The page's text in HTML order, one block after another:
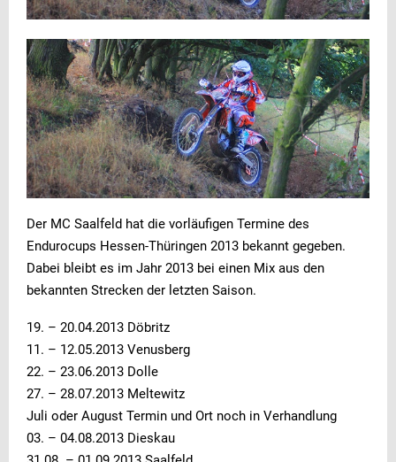
Der MC Saalfeld hat die vorläufigen Termine des
Endurocups Hessen-Thüringen 2013 bekannt gegeben.
Dabei bleibt es im Jahr 2013 bei einen Mix aus den
bekannten Strecken der letzten Saison.
19. – 20.04.2013 Döbritz
11. – 12.05.2013 Venusberg
22. – 23.06.2013 Dolle
27. – 28.07.2013 Meltewitz
Juli oder August Termin und Ort noch in Verhandlung
03. – 04.08.2013 Dieskau